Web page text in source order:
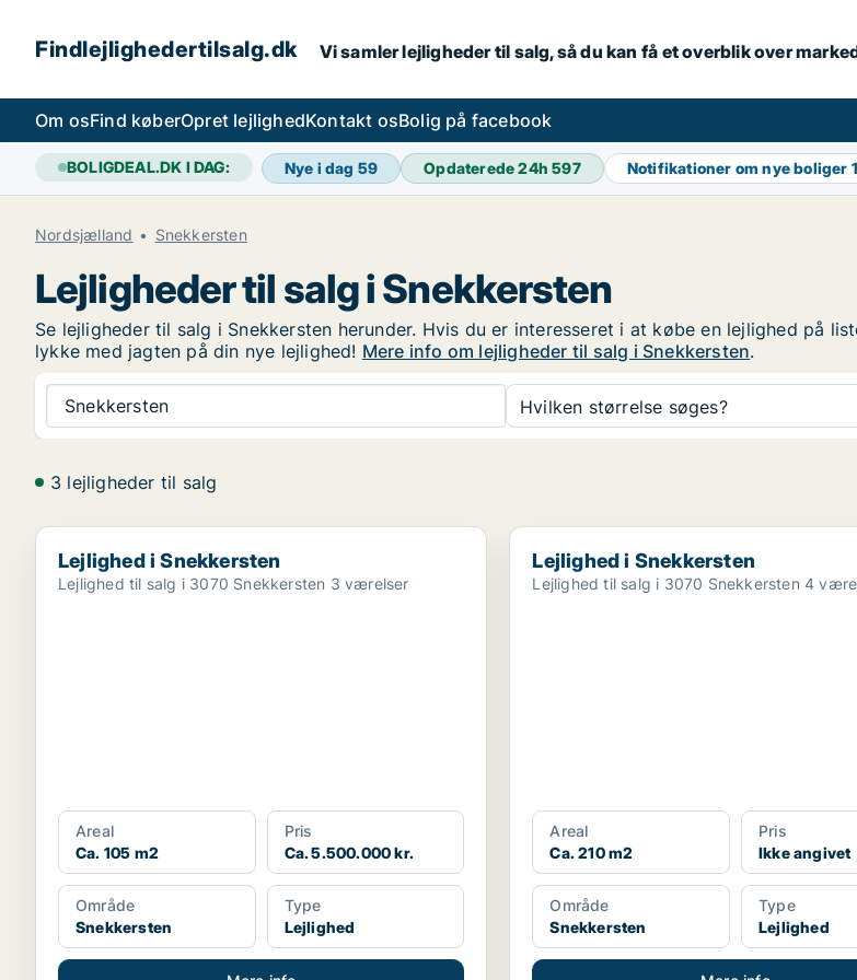
Findlejlighedertilsalg.dk Vi samler lejligheder til salg, så du kan få et overblik over
Om osFind køberOpret lejlighedKontakt osBolig på facebook
BOLIGDEAL.DK I DAG: Nye i dag 59 Opdaterede 24h597 Notifikationer om nye boliger
Nordsjælland Snekkersten
Lejligheder til salg i Snekkersten
Se lejligheder til salg i Snekkersten herunder. Hvis du er interesseret i at købe en lejlighed på
lykke med jagten på din nye lejlighed! Mere info om lejligheder til salg i Snekkersten.
Snekkersten Hvilken størrelse søges?
3 lejligheder til salg
Lejlighed i Snekkersten
Lejlighed i Snekkersten
Lejlighed til salg i 3070 Snekkersten 3 værelser
Areal
Ca. 105 m2
Pris
Ca. 5.500.000 kr.
Område
Snekkersten
Type
Lejlighed
Lejlighed i Snekkersten
Lejlighed i Snekkersten
Lejlighed til salg i 3070
Areal
Ca. 210 m2
Pris
Ikke angivet
Område
Snekkersten
Type
Lejlighed